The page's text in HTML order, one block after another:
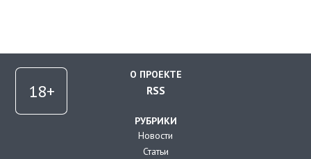
О ПРОЕКТЕ
RSS
РУБРИКИ
Новости
Статьи